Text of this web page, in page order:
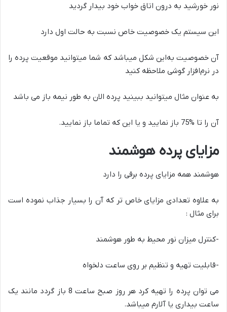
نور خورشید به درون اتاق خواب خود بیدار گردید
این سیستم یک خصوصیت خاص نسبت به حالت اول دارد
آن خصوصیت به‌این شکل میباشد که شما میتوانید موقعیت پرده را
در نرم‌افزار گوشی ملاحظه کنید
به عنوان مثال میتوانید ببینید پرده الان به طور نیمه باز می باشد
آن را تا %75 باز نمایید و یا این که تماما باز نمایید.
مزایای پرده هوشمند
هوشمند همه مزایای پرده برقی را دارد
به علاوه تعدادی مزایای خاص تر که آن را بسیار جذاب نموده است
برای مثال :
-کنترل میزان نور محیط به طور هوشمند
-قابلیت تهیه و تنظیم بر روی ساعت دلخواه
می توان پرده را تهیه کرد هر روز صبح ساعت 8 باز گردد مانند یک
ساعت بیداری یا آلارم میباشد.